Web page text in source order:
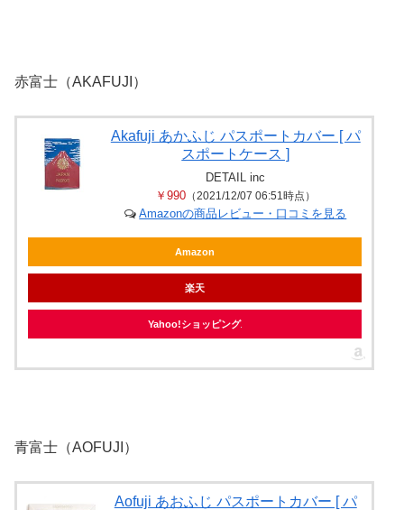
赤富士（AKAFUJI）
Akafuji あかふじ パスポートカバー [ パ
スポートケース ]
DETAIL inc
￥990 （2021/12/07 06:51時点）
Amazonの商品レビュー・口コミを見る
Amazon
楽天
Yahoo!ショッピング
青富士（AOFUJI）
Aofuji あおふじ パスポートカバー [ パ